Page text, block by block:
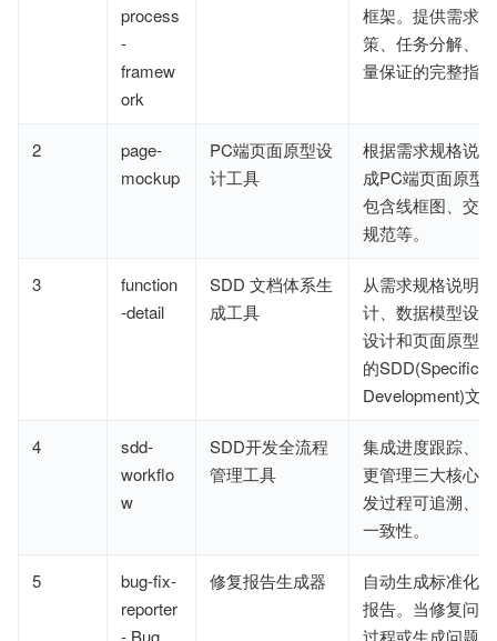
process
-
framew
ork
框架。提供需求
策、任务分解、
量保证的完整指
2
page-
mockup
PC端页面原型设
计工具
根据需求规格说
成PC端页面原型
包含线框图、交
规范等。
3
function
-detail
SDD 文档体系生
成工具
从需求规格说明
计、数据模型设
设计和页面原型
的
Development)文
4
sdd-
workflo
w
SDD开发全流程
管理工具
集成进度跟踪、
更管理三大核心
发过程可追溯、
一致性。
5
bug-fix-
reporter
- Bug
修复报告生成器
自动生成标准化
报告。当修复问
过程或生成问题